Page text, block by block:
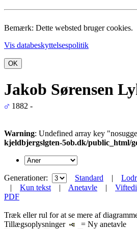
Bemærk: Dette websted bruger cookies.
Vis databeskyttelsespolitik
OK
Jakob Sørensen
1882 -
Warning: Undefined array key
kjeldbjergslgten-5ob.dk/public_html/
Generationer: Standard |
| Kun tekst | Anetavle |
PDF
Træk eller rul for at se mere af
Tillægsoplysninger
= Ny anetavle